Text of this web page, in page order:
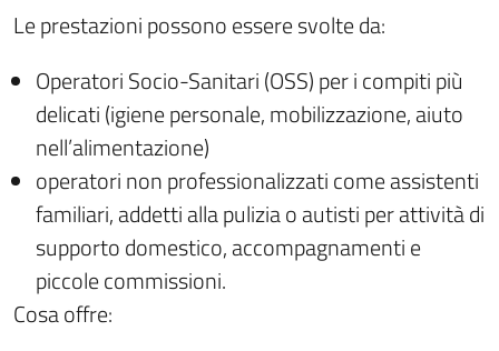
Le prestazioni possono essere svolte da:
Operatori Socio-Sanitari (OSS) per i compiti più
delicati (igiene personale, mobilizzazione, aiuto
nell’alimentazione)
operatori non professionalizzati come assistenti
familiari, addetti alla pulizia o autisti per attività di
supporto domestico, accompagnamenti e
piccole commissioni.
Cosa offre: